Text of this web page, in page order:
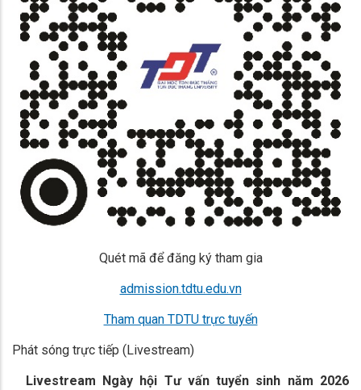
Quét mã để đăng ký tham gia
admission.tdtu.edu.vn
Tham quan TDTU trực tuyến
Phát sóng trực tiếp (Livestream)
Livestream Ngày hội Tư vấn tuyển sinh năm 2026